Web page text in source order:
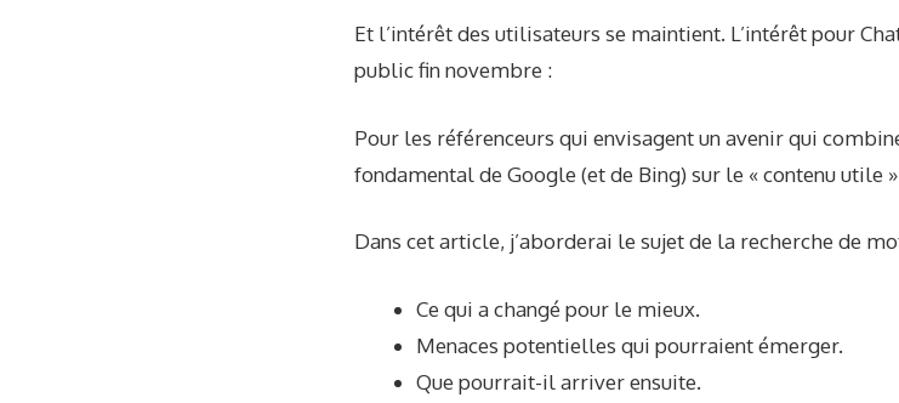
Et l’intérêt des utilisateurs se maintient. L’intérêt pour
public fin novembre :
Pour les référenceurs qui envisagent un avenir qui
fondamental de Google (et de Bing) sur le « contenu utile
Dans cet article, j’aborderai le sujet de la recherche de
Ce qui a changé pour le mieux.
Menaces potentielles qui pourraient émerger.
Que pourrait-il arriver ensuite.